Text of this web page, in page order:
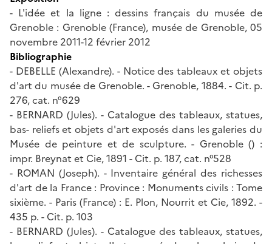
- L'idée et la ligne : dessins français du musée de
Grenoble : Grenoble (France), musée de Grenoble, 05
novembre 2011-12 février 2012
Bibliographie
- DEBELLE (Alexandre). - Notice des tableaux et objets
d'art du musée de Grenoble. - Grenoble, 1884. - Cit. p.
276, cat. n°629
- BERNARD (Jules). - Catalogue des tableaux, statues,
bas- reliefs et objets d'art exposés dans les galeries du
Musée de peinture et de sculpture. - Grenoble () :
impr. Breynat et Cie, 1891 - Cit. p. 187, cat. n°528
- ROMAN (Joseph). - Inventaire général des richesses
d'art de la France : Province : Monuments civils : Tome
sixième. - Paris (France) : E. Plon, Nourrit et Cie, 1892. -
435 p. - Cit. p. 103
- BERNARD (Jules). - Catalogue des tableaux, statues,